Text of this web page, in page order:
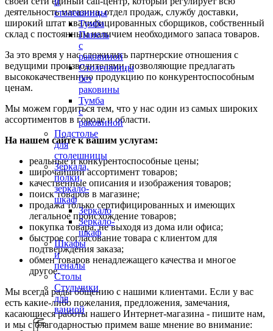
столешницы
Тумба
Панель
с
раковиной
Столешницы
без
раковины
Тумба
с
раковиной
Подстолье
для
столешницы
Зеркала,
полки,
зеркало-
шкаф
Зеркало
Зеркало-
шкаф
Шкафы
и
пеналы
Столы
Стульчики
для
ванной
деятельность магазина, отдел продаж, службу доставки,
широкий штат квалифицированных сборщиков, собственный
склад c постоянным наличием необходимого запаса товаров.
За это время у нас сложились партнерские отношения с
ведущими производителями, позволяющие предлагать
высококачественную продукцию по конкурентоспособным
ценам.
Мы можем гордиться тем, что у нас один из самых широких
ассортиментов в городе и области.
На нашем сайте к вашим услугам:
реальные и конкурентоспособные цены;
широчайший ассортимент товаров;
качественные описания и изображения товаров;
поиск товаров в магазине;
продажа только сертифицированных и имеющих
легальное происхождение товаров;
покупка товара, не выходя из дома или офиса;
быстрое согласование товара с клиентом для
подтверждения заказа;
обмен товаров ненадлежащего качества и многое
другое.
Мы всегда рады общению с нашими клиентами. Если у вас
есть какие-либо пожелания, предложения, замечания,
касающиеся работы нашего Интернет-магазина - пишите нам,
и мы с благодарностью примем ваше мнение во внимание: